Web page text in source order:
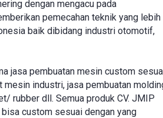
dengan mengacu pada
pemecahan teknik yang lebih
baik dibidang industri otomotif,
jasa pembuatan mesin custom
industri, jasa pembuatan
rubber dll. Semua produk CV. JMIP
custom sesuai dengan yang